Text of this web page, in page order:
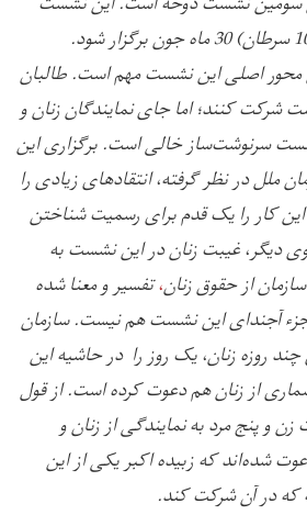
قرار است فردا (یکشنبه، 10 سرطان) 30 ماه جون برگزار شود.
محور اصلی این نشست مهم است. طالبان
شرکت کنند؛ اما جای نمایندگان زنان و
سرنوشت‌ساز خالی است. برگزاری این
ملل در نظر گرفته، انتقادهای زیادی را
کار را یک قدم برای رسمیت شناختن
دیگر، غیبت زنان در این نشست به
از حقوق زنان،تفسیر و معنا شده
آجندای این نشست هم نیست. سازمان
روزه زنان،یک روز را در حاشیه این
از زنان هم دعوت کرده است. از قول
و پنج مرد به نمایندگی از زنان و
شده‌اند که زبیده اکبر یکی از این
که در آن شرکت کند.